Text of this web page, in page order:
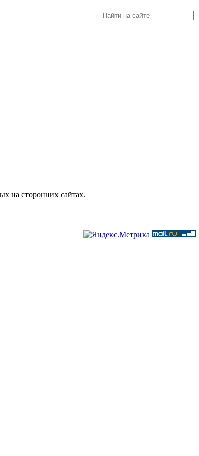
на сторонних сайтах.